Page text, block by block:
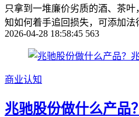
只拿到一堆廉价劣质的酒、茶
知如何着手追回损失，可添加法
2026-04-28 18:58:45 563
商业认知
兆驰股份做什么产品